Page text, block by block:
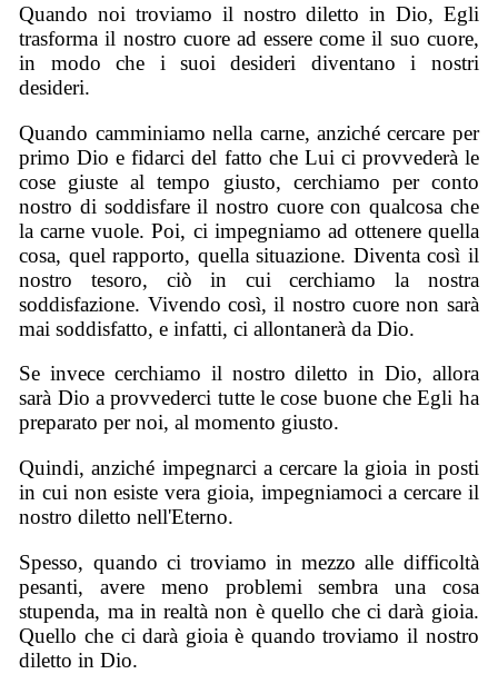
Quando noi troviamo il nostro diletto in Dio, Egli
trasforma il nostro cuore ad essere come il suo cuore,
in modo che i suoi desideri diventano i nostri
desideri.
Quando camminiamo nella carne, anziché cercare per
primo Dio e fidarci del fatto che Lui ci provvederà le
cose giuste al tempo giusto, cerchiamo per conto
nostro di soddisfare il nostro cuore con qualcosa che
la carne vuole. Poi, ci impegniamo ad ottenere quella
cosa, quel rapporto, quella situazione. Diventa così il
nostro tesoro, ciò in cui cerchiamo la nostra
soddisfazione. Vivendo così, il nostro cuore non sarà
mai soddisfatto, e infatti, ci allontanerà da Dio.
Se invece cerchiamo il nostro diletto in Dio, allora
sarà Dio a provvederci tutte le cose buone che Egli ha
preparato per noi, al momento giusto.
Quindi, anziché impegnarci a cercare la gioia in posti
in cui non esiste vera gioia, impegniamoci a cercare il
nostro diletto nell'Eterno.
Spesso, quando ci troviamo in mezzo alle difficoltà
pesanti, avere meno problemi sembra una cosa
stupenda, ma in realtà non è quello che ci darà gioia.
Quello che ci darà gioia è quando troviamo il nostro
diletto in Dio.